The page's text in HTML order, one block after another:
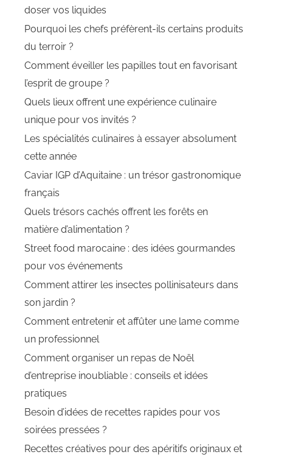
doser vos liquides
Pourquoi les chefs préfèrent-ils certains produits
du terroir ?
Comment éveiller les papilles tout en favorisant
l’esprit de groupe ?
Quels lieux offrent une expérience culinaire
unique pour vos invités ?
Les spécialités culinaires à essayer absolument
cette année
Caviar IGP d’Aquitaine : un trésor gastronomique
français
Quels trésors cachés offrent les forêts en
matière d’alimentation ?
Street food marocaine : des idées gourmandes
pour vos événements
Comment attirer les insectes pollinisateurs dans
son jardin ?
Comment entretenir et affûter une lame comme
un professionnel
Comment organiser un repas de Noël
d’entreprise inoubliable : conseils et idées
pratiques
Besoin d’idées de recettes rapides pour vos
soirées pressées ?
Recettes créatives pour des apéritifs originaux et